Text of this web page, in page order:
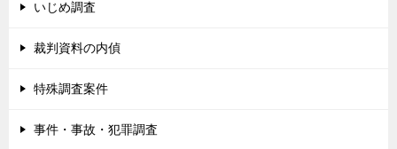
いじめ調査
裁判資料の内偵
特殊調査案件
事件・事故・犯罪調査